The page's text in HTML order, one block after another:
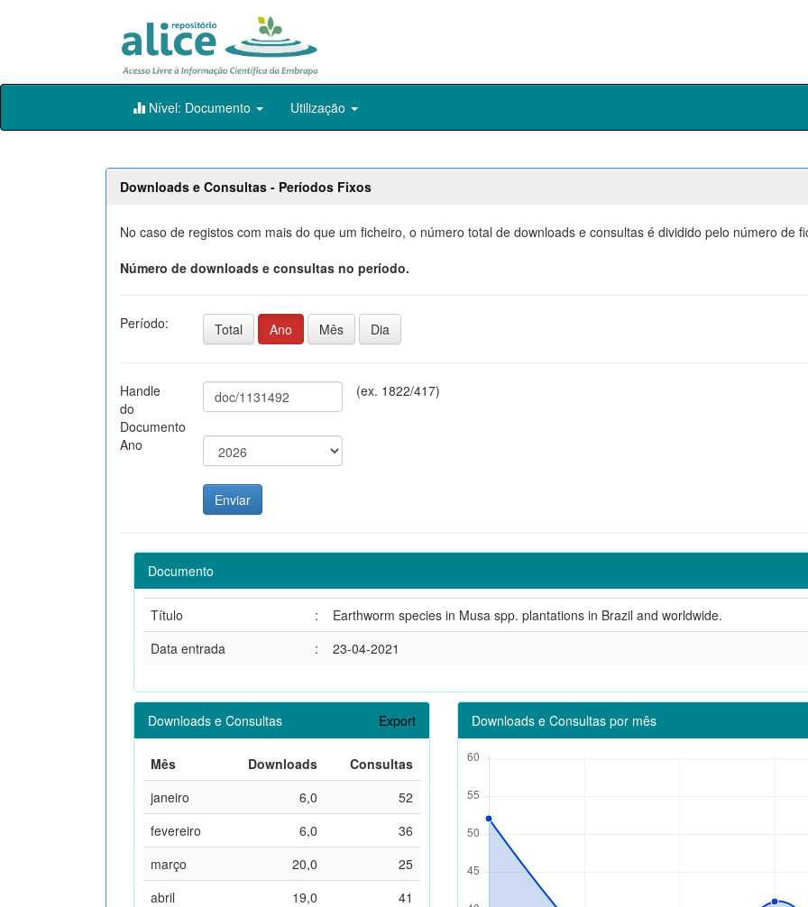
Skip
Nível: Documento Utilização
Downloads e Consultas - Períodos Fixos
No caso de registos com mais do que um ficheiro, o número total de downloads e consultas é dividido pelo número de
Número de downloads e consultas no período.
Período: Total Ano Mês Dia
Handle
do
Documento
(ex. 1822/417)
Ano
Documento
Título :
Earthworm species in Musa spp. plantations in Brazil and worldwide.
Data entrada
: 23-04-2021
Downloads e Consultas Export
Mês Downloads
Consultas
janeiro
6,0
52
fevereiro
6,0
36
março
20,0
25
abril
19,0
41
Downloads e Consultas por mês